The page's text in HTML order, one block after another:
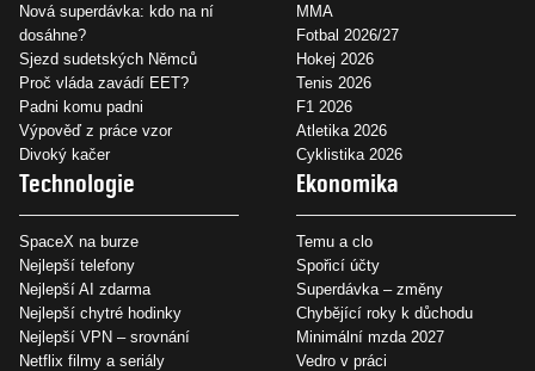
Nová superdávka: kdo na ní
dosáhne?
Sjezd sudetských Němců
Proč vláda zavádí EET?
Padni komu padni
Výpověď z práce vzor
Divoký kačer
MMA
Fotbal 2026/27
Hokej 2026
Tenis 2026
F1 2026
Atletika 2026
Cyklistika 2026
Technologie
SpaceX na burze
Nejlepší telefony
Nejlepší AI zdarma
Nejlepší chytré hodinky
Nejlepší VPN – srovnání
Netflix filmy a seriály
Ekonomika
Temu a clo
Spořicí účty
Superdávka – změny
Chybějící roky k důchodu
Minimální mzda 2027
Vedro v práci